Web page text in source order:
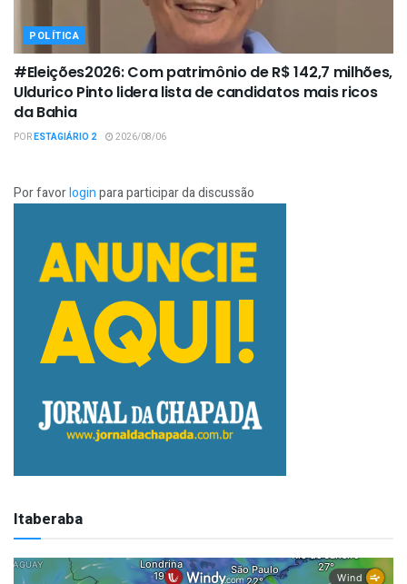
POLÍTICA
#Eleições2026: Com patrimônio de R$ 142,7 milhões,
Uldurico Pinto lidera lista de candidatos mais ricos
da Bahia
PORESTAGIÁRIO 2 2026/08/06
Por favorloginpara participar da discussão
Itaberaba